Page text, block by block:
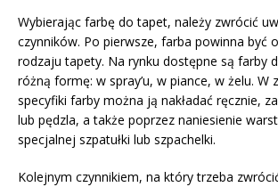
Wybierając farbę do tapet, należy zwrócić
czynników. Po pierwsze, farba powinna być
rodzaju tapety. Na rynku dostępne są farby
różną formę: w spray’u, w piance, w żelu. W
specyfiki farby można ją nakładać ręcznie,
lub pędzla, a także poprzez naniesienie
specjalnej szpatułki lub szpachelki.
Kolejnym czynnikiem, na który trzeba